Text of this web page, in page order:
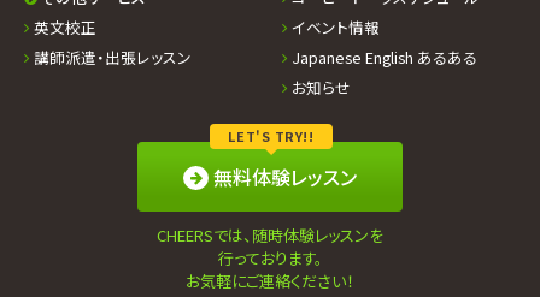
英文校正
講師派遣・出張レッスン
イベント情報
Japanese English あるある
お知らせ
LET'S TRY!!
無料体験レッスン
CHEERSでは、随時体験レッスンを
行っております。
お気軽にご連絡ください！